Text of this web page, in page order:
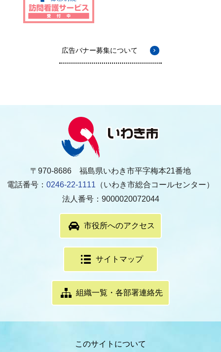
広告バナー募集について
〒970-8686 福島県いわき市平字梅本21番地
電話番号： 0246-22-1111 （いわき市総合コールセンター）
法人番号：9000020072044
市役所へのアクセス
サイトマップ
組織一覧・各部署連絡先
このサイトについて